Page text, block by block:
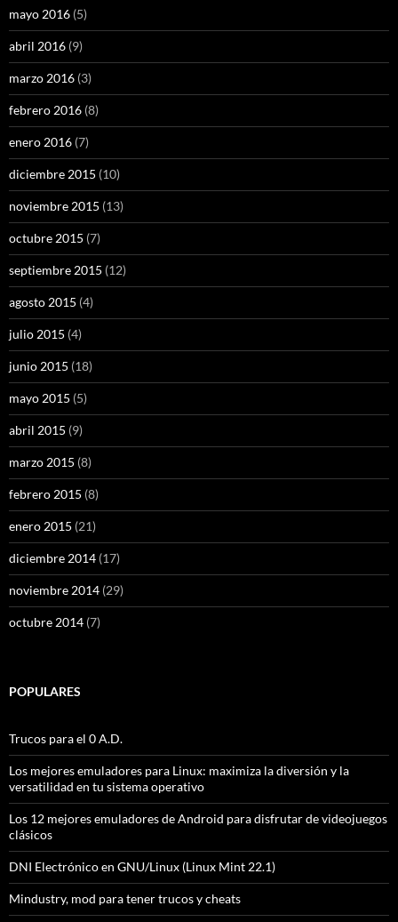
mayo 2016 (5)
abril 2016 (9)
marzo 2016 (3)
febrero 2016 (8)
enero 2016 (7)
diciembre 2015 (10)
noviembre 2015 (13)
octubre 2015 (7)
septiembre 2015 (12)
agosto 2015 (4)
julio 2015 (4)
junio 2015 (18)
mayo 2015 (5)
abril 2015 (9)
marzo 2015 (8)
febrero 2015 (8)
enero 2015 (21)
diciembre 2014 (17)
noviembre 2014 (29)
octubre 2014 (7)
POPULARES
Trucos para el 0 A.D.
Los mejores emuladores para Linux: maximiza la diversión y la
versatilidad en tu sistema operativo
Los 12 mejores emuladores de Android para disfrutar de videojuegos
clásicos
DNI Electrónico en GNU/Linux (Linux Mint 22.1)
Mindustry, mod para tener trucos y cheats